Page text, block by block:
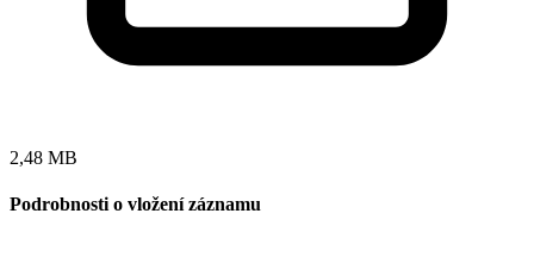
2,48 MB
Podrobnosti o vložení záznamu